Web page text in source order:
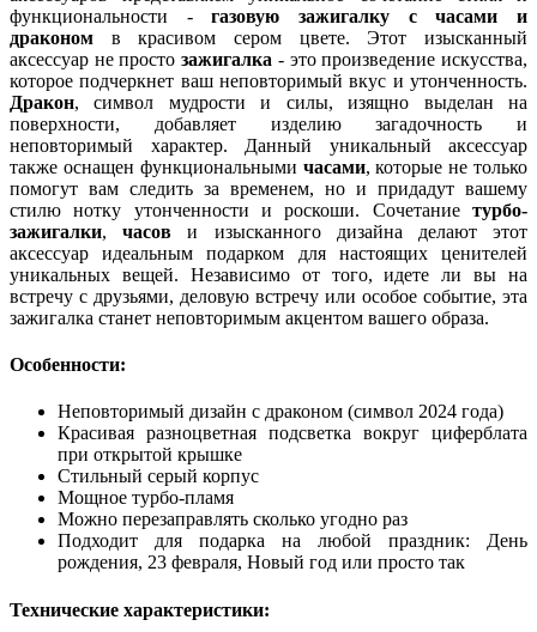
функциональности -газовую зажигалку с часами и
драконом в красивом сером цвете. Этот изысканный
аксессуар не простозажигалка - это произведение искусства,
которое подчеркнет ваш неповторимый вкус и утонченность.
Дракон, символ мудрости и силы, изящно выделан на
поверхности, добавляет изделию загадочность и
неповторимый характер. Данный уникальный аксессуар
также оснащен функциональными часами, которые не только
помогут вам следить за временем, но и придадут вашему
стилю нотку утонченности и роскоши. Сочетание турбо-
зажигалки,часов и изысканного дизайна делают этот
аксессуар идеальным подарком для настоящих ценителей
уникальных вещей. Независимо от того, идете ли вы на
встречу с друзьями, деловую встречу или особое событие, эта
зажигалка станет неповторимым акцентом вашего образа.
Особенности:
Неповторимый дизайн с драконом (символ 2024 года)
Красивая разноцветная подсветка вокруг циферблата
при открытой крышке
Стильный серый корпус
Мощное турбо-пламя
Можно перезаправлять сколько угодно раз
Подходит для подарка на любой праздник: День
рождения, 23 февраля, Новый год или просто так
Технические характеристики: